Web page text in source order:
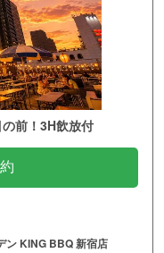
前！3H飲放付
ン KING BBQ 新宿店